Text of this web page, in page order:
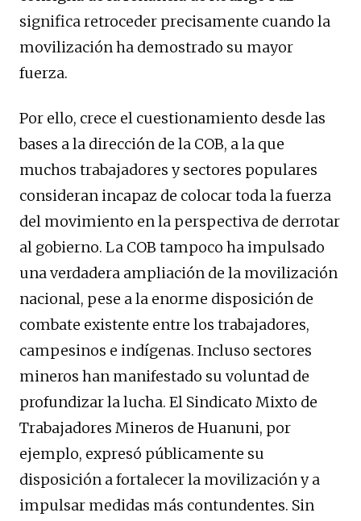
significa retroceder precisamente cuando la
movilización ha demostrado su mayor
fuerza.
Por ello, crece el cuestionamiento desde las
bases a la dirección de la COB, a la que
muchos trabajadores y sectores populares
consideran incapaz de colocar toda la fuerza
del movimiento en la perspectiva de derrotar
al gobierno. La COB tampoco ha impulsado
una verdadera ampliación de la movilización
nacional, pese a la enorme disposición de
combate existente entre los trabajadores,
campesinos e indígenas. Incluso sectores
mineros han manifestado su voluntad de
profundizar la lucha. El Sindicato Mixto de
Trabajadores Mineros de Huanuni, por
ejemplo, expresó públicamente su
disposición a fortalecer la movilización y a
impulsar medidas más contundentes. Sin